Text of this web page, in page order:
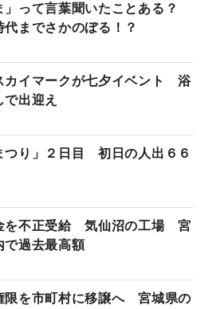
」って言葉聞いたことある？
代までさかのぼる！？
カイマークが七夕イベント 浴
出迎え
つり」２日目 初日の人出６６
を不正受給 気仙沼の工場 宮
で過去最高額
限を市町村に移譲へ 宮城県の